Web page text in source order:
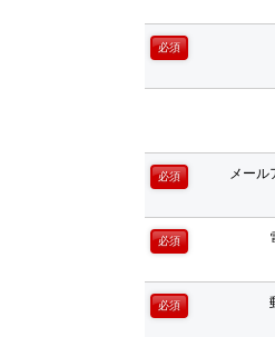
必須
必須 メール
必須
必須